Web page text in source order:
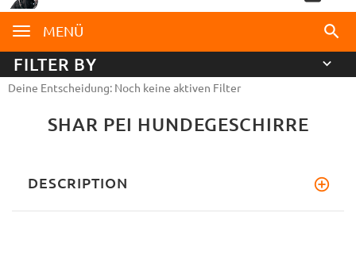
MENÜ
FILTER BY
Deine Entscheidung: Noch keine aktiven Filter
SHAR PEI HUNDEGESCHIRRE
DESCRIPTION